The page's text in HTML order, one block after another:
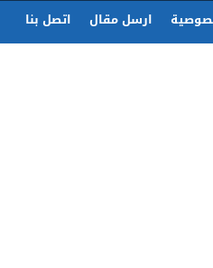
ارسل مقال اتصل بنا